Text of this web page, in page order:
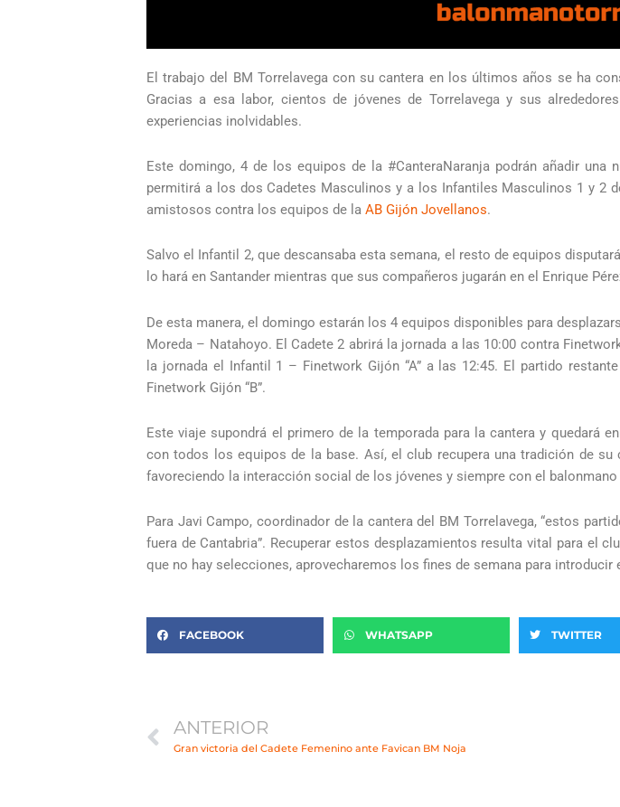
El trabajo del BM Torrelavega con su cantera en los últimos años se ha
Gracias a esa labor, cientos de jóvenes de Torrelavega y sus
experiencias inolvidables.
Este domingo, 4 de los equipos de la #CanteraNaranja podrán añadir una
permitirá a los dos Cadetes Masculinos y a los Infantiles Masculinos 1 y 2
amistosos contra los equipos de la AB Gijón Jovellanos.
Salvo el Infantil 2, que descansaba esta semana, el resto de equipos
lo hará en Santander mientras que sus compañeros jugarán en el Enrique Pérez
De esta manera, el domingo estarán los 4 equipos disponibles para
Moreda – Natahoyo. El Cadete 2 abrirá la jornada a las 10:00 contra
la jornada el Infantil 1 – Finetwork Gijón “A” a las 12:45. El partido
Finetwork Gijón “B”.
Este viaje supondrá el primero de la temporada para la cantera y quedará
con todos los equipos de la base. Así, el club recupera una tradición de
favoreciendo la interacción social de los jóvenes y siempre con el
Para Javi Campo, coordinador de la cantera del BM Torrelavega, “estos
fuera de Cantabria”. Recuperar estos desplazamientos resulta vital para el
que no hay selecciones, aprovecharemos los fines de semana para
FACEBOOK WHATSAPP TWITTER
ANTERIOR
Gran victoria del Cadete Femenino ante Favican BM Noja